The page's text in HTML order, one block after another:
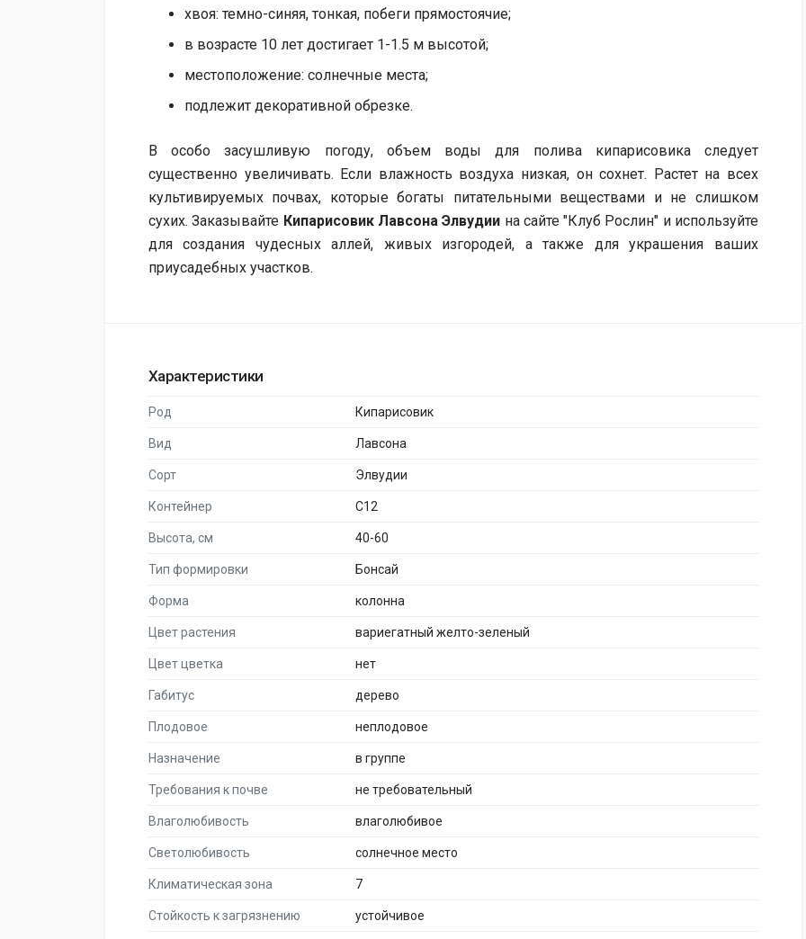
хвоя: темно-синяя, тонкая, побеги прямостоячие;
в возрасте 10 лет достигает 1-1.5 м высотой;
местоположение: солнечные места;
подлежит декоративной обрезке.
В особо засушливую погоду, объем воды для полива кипарисовика следует
существенно увеличивать. Если влажность воздуха низкая, он сохнет. Растет на всех
культивируемых почвах, которые богаты питательными веществами и не слишком
сухих. Заказывайте Кипарисовик Лавсона Элвудии на сайте "Клуб Рослин" и используйте
для создания чудесных аллей, живых изгородей, а также для украшения ваших
приусадебных участков.
Характеристики
Род Кипарисовик
Вид Лавсона
Сорт Элвудии
Контейнер C12
Высота, см 40-60
Тип формировки Бонсай
Форма колонна
Цвет растения вариегатный желто-зеленый
Цвет цветка нет
Габитус дерево
Плодовое неплодовое
Назначение в группе
Требования к почве не требовательный
Влаголюбивость влаголюбивое
Светолюбивость солнечное место
Климатическая зона 7
Стойкость к загрязнению устойчивое